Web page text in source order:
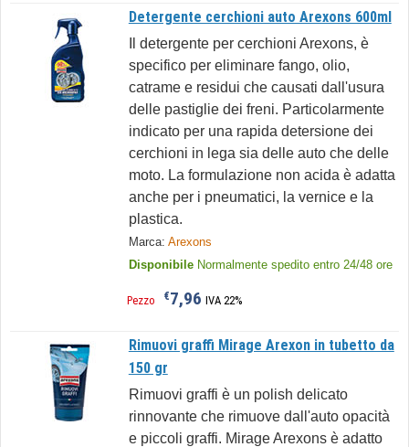
Detergente cerchioni auto Arexons 600ml
Il detergente per cerchioni Arexons, è
specifico per eliminare fango, olio,
catrame e residui che causati dall'usura
delle pastiglie dei freni. Particolarmente
indicato per una rapida detersione dei
cerchioni in lega sia delle auto che delle
moto. La formulazione non acida è adatta
anche per i pneumatici, la vernice e la
plastica.
Marca: Arexons
Disponibile Normalmente spedito entro 24/48 ore
Pezzo €7,96 IVA 22%
Rimuovi graffi Mirage Arexon in tubetto da
150 gr
Rimuovi graffi è un polish delicato
rinnovante che rimuove dall'auto opacità
e piccoli graffi. Mirage Arexons è adatto